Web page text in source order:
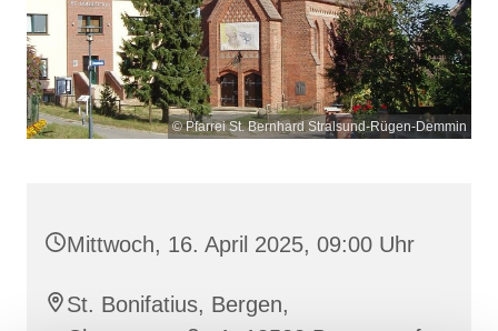
© Pfarrei St. Bernhard Stralsund-Rügen-Demmin
Mittwoch, 16. April 2025, 09:00 Uhr
St. Bonifatius, Bergen,